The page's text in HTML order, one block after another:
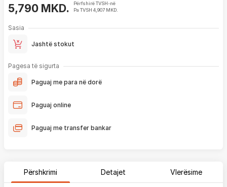
5,790 MKD.
Përfshirë TVSH-në
Pa TVSH 4,907 MKD.
Sasia
Jashtë stokut
Pagesa të sigurta
Paguaj me para në dorë
Paguaj online
Paguaj me transfer bankar
Përshkrimi Detajet Vlerësime